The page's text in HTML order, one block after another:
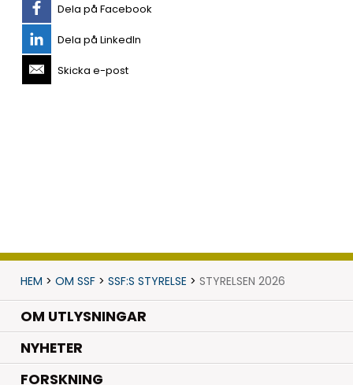
Dela på Facebook
Dela på LinkedIn
Skicka e-post
HEM > OM SSF> SSF:S STYRELSE > STYRELSEN 2026
OM UTLYSNINGAR
NYHETER.
FORSKNING.